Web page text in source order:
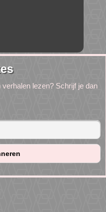
lezen? Schrijf je dan